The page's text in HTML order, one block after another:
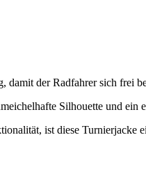
damit der Radfahrer sich frei
Silhouette und ein
ist diese Turnierjacke